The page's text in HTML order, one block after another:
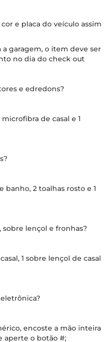
e placa do veículo assim
a garagem, o item deve ser
no dia do check out
e edredons?
de casal e 1
banho, 2 toalhas rosto e 1
sobre lençol e fronhas?
1 sobre lençol de casal
encoste a mão inteira
aperte o botão #;